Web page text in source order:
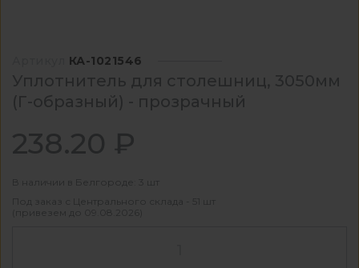
КА-1021546
Уплотнитель для столешниц, 3050мм
(Г-образный) - прозрачный
238.20 ₽
В наличии в Белгороде: 3 шт
Под заказ с Центрального склада - 51 шт
(привезем до 09.08.2026)